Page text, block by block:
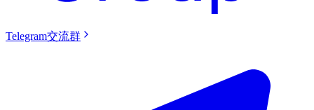
Telegram交流群